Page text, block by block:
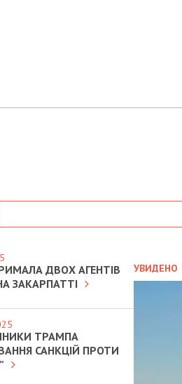
УВИДЕНО
ДВОХ АГЕНТІВ
ЗАКАРПАТТІ
ТРАМПА
САНКЦІЙ ПРОТИ